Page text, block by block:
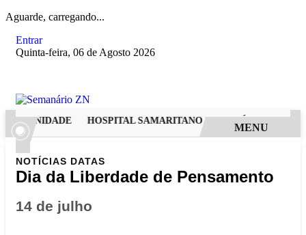
Aguarde, carregando...
Entrar
Quinta-feira, 06 de Agosto 2026
HOSPITAL SAMARITANO HIGIENÓPOLIS
MENU
NOTÍCIAS DATAS
Dia da Liberdade de Pensamento
14 de julho